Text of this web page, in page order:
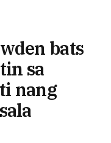
bats
sa
nang